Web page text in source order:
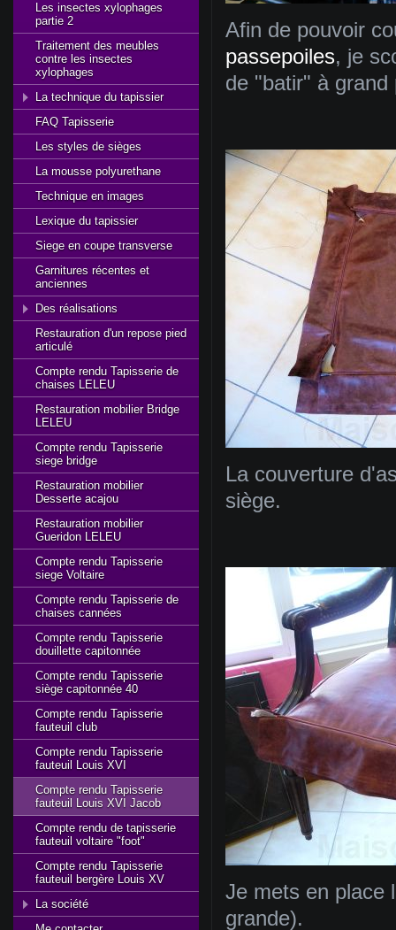
Afin de pouvoir
passepoiles, je
de "batir" à
La couverture
siège.
Je mets en place
grande).
Les insectes xylophages
partie 2
Traitement des meubles
contre les insectes
xylophages
La technique du tapissier
FAQ Tapisserie
Les styles de sièges
La mousse polyurethane
Technique en images
Lexique du tapissier
Siege en coupe transverse
Garnitures récentes et
anciennes
Des réalisations
Restauration d'un repose pied
articulé
Compte rendu Tapisserie de
chaises LELEU
Restauration mobilier Bridge
LELEU
Compte rendu Tapisserie
siege bridge
Restauration mobilier
Desserte acajou
Restauration mobilier
Gueridon LELEU
Compte rendu Tapisserie
siege Voltaire
Compte rendu Tapisserie de
chaises cannées
Compte rendu Tapisserie
douillette capitonnée
Compte rendu Tapisserie
siège capitonnée 40
Compte rendu Tapisserie
fauteuil club
Compte rendu Tapisserie
fauteuil Louis XVI
Compte rendu Tapisserie
fauteuil Louis XVI Jacob
Compte rendu de tapisserie
fauteuil voltaire "foot"
Compte rendu Tapisserie
fauteuil bergère Louis XV
La société